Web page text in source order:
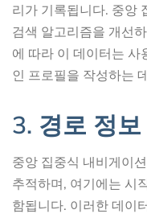
리가 기록됩니다. 중앙
검색 알고리즘을 개선
에 따라 이 데이터는 사
인 프로필을 작성하는
3. 경로 정보
중앙 집중식 내비게이
추적하며, 여기에는 시
함됩니다. 이러한 데이